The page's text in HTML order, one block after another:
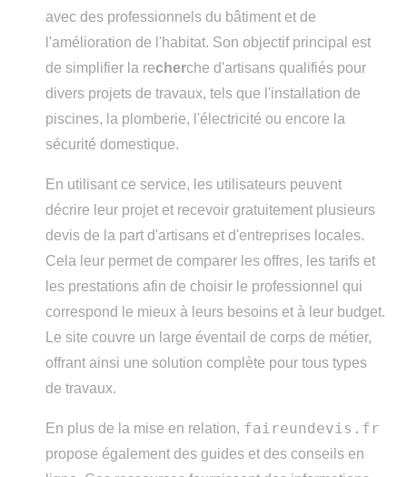
avec des professionnels du bâtiment et de
l'amélioration de l'habitat. Son objectif principal est
de simplifier la recherche d'artisans qualifiés pour
divers projets de travaux, tels que l'installation de
piscines, la plomberie, l'électricité ou encore la
sécurité domestique.
En utilisant ce service, les utilisateurs peuvent
décrire leur projet et recevoir gratuitement plusieurs
devis de la part d'artisans et d'entreprises locales.
Cela leur permet de comparer les offres, les tarifs et
les prestations afin de choisir le professionnel qui
correspond le mieux à leurs besoins et à leur budget.
Le site couvre un large éventail de corps de métier,
offrant ainsi une solution complète pour tous types
de travaux.
En plus de la mise en relation, faireundevis.fr
propose également des guides et des conseils en